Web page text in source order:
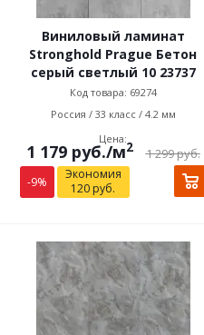
Виниловый ламинат
Stronghold Prague Бетон
серый светлый 10 23737
Код товара: 69274
Россия / 33 класс / 4.2 мм
Цена:
1 179руб./м2 1 299руб.
-9%
Экономия
120 руб.